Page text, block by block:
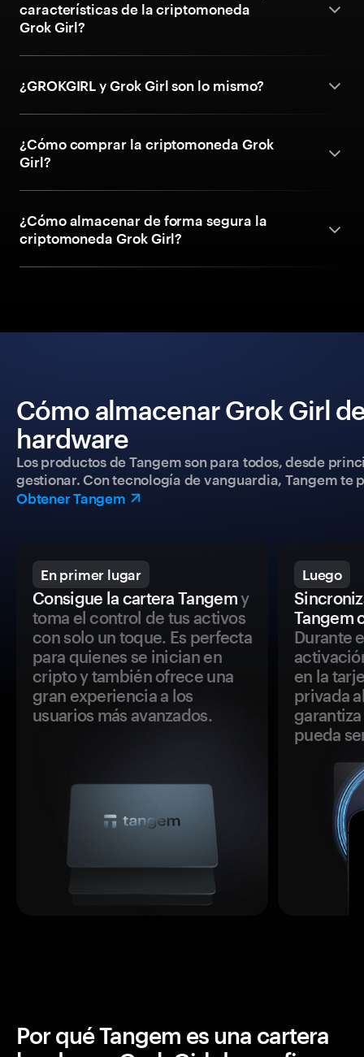
características de la criptomoneda
Grok Girl?
¿GROKGIRL y Grok Girl son lo mismo?
¿Cómo comprar la criptomoneda Grok
Girl?
¿Cómo almacenar de forma segura la
criptomoneda Grok Girl?
Cómo almacenar Grok Girl
hardware
Los productos de Tangem son para todos, desde
gestionar. Con tecnología de vanguardia, Tangem
Obtener Tangem
En primer lugar
Consigue la cartera Tangemy
toma el control de tus activos
con solo un toque. Es perfecta
para quienes se inician en
cripto y también ofrece una
gran experiencia a los
usuarios más avanzados.
Luego
Tangem
Durante
en la
privada
pueda
Por qué Tangem es una cartera